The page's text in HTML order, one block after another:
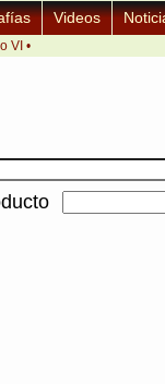
Videos
VI •